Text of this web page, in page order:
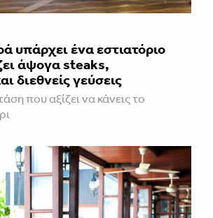
υπάρχει ένα εστιατόριο
άψογα steaks,
διεθνείς γεύσεις
που αξίζει να κάνεις το